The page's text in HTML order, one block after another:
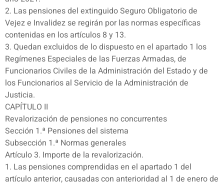
2. Las pensiones del extinguido Seguro Obligatorio de
Vejez e Invalidez se regirán por las normas específicas
contenidas en los artículos 8 y 13.
3. Quedan excluidos de lo dispuesto en el apartado 1 los
Regímenes Especiales de las Fuerzas Armadas, de
Funcionarios Civiles de la Administración del Estado y de
los Funcionarios al Servicio de la Administración de
Justicia.
CAPÍTULO II
Revalorización de pensiones no concurrentes
Sección 1.ª Pensiones del sistema
Subsección 1.ª Normas generales
Artículo 3. Importe de la revalorización.
1. Las pensiones comprendidas en el apartado 1 del
artículo anterior, causadas con anterioridad al 1 de enero de